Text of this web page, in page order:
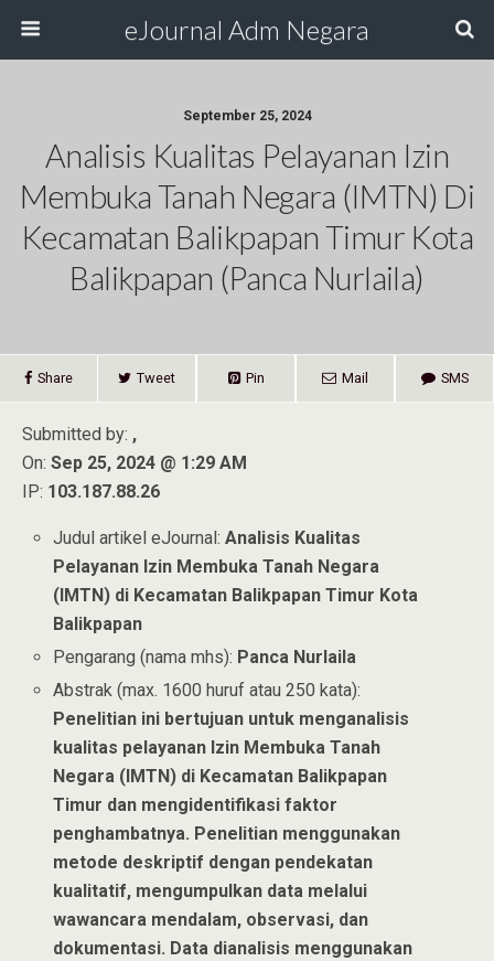
eJournal Adm Negara
September 25, 2024
Analisis Kualitas Pelayanan Izin
Membuka Tanah Negara (IMTN) Di
Kecamatan Balikpapan Timur Kota
Balikpapan (Panca Nurlaila)
Share Tweet Pin Mail SMS
Submitted by: ,
On: Sep 25, 2024 @ 1:29 AM
IP: 103.187.88.26
Judul artikel eJournal:Analisis Kualitas
Pelayanan Izin Membuka Tanah Negara
(IMTN) di Kecamatan Balikpapan Timur Kota
Balikpapan
Pengarang (nama mhs): Panca Nurlaila
Abstrak (max. 1600 huruf atau 250 kata):
Penelitian ini bertujuan untuk menganalisis
kualitas pelayanan Izin Membuka Tanah
Negara (IMTN) di Kecamatan Balikpapan
Timur dan mengidentifikasi faktor
penghambatnya. Penelitian menggunakan
metode deskriptif dengan pendekatan
kualitatif, mengumpulkan data melalui
wawancara mendalam, observasi, dan
dokumentasi. Data dianalisis menggunakan